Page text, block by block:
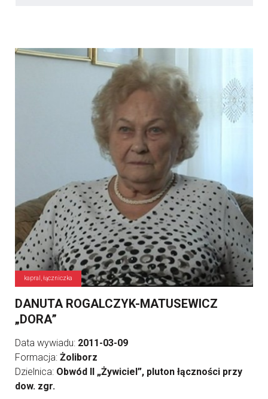
kapral, łączniczka
DANUTA ROGALCZYK-MATUSEWICZ
„DORA”
Data wywiadu: 2011-03-09
Formacja: Żoliborz
Dzielnica: Obwód II „Żywiciel”, pluton łączności przy
dow. zgr.